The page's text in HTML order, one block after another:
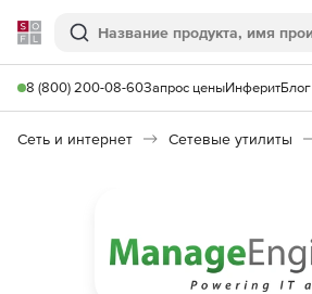
Softline
Поиск
8 (800) 200-08-60Запрос ценыИнферитБлог
Сеть и интернет Сетевые утилиты